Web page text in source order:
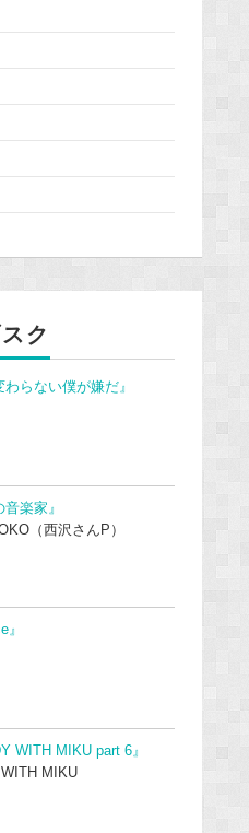
ク
わらない僕が嫌だ』
音楽家』
（西沢さんP）
』
WITH MIKU part 6』
MIKU